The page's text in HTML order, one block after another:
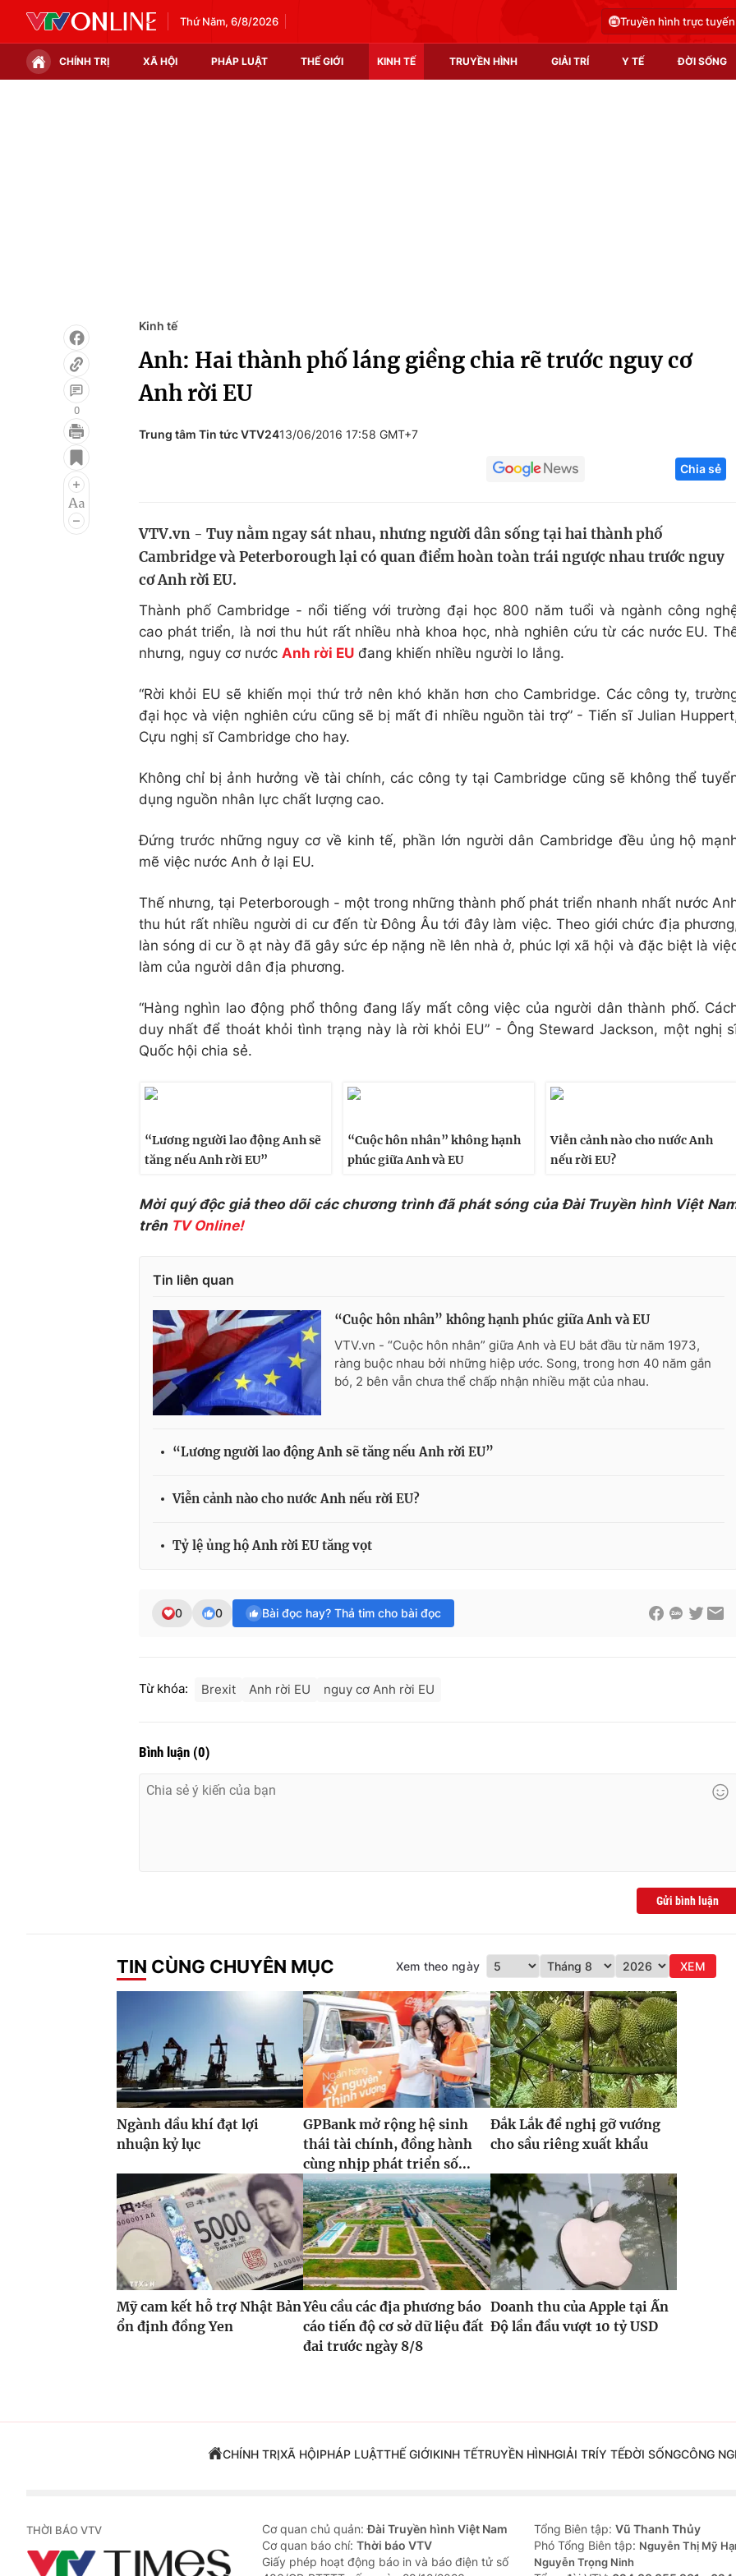
Thứ Năm, 6/8/2026 Truyền hình trực tuyến
CHÍNH TRỊ XÃ HỘI PHÁP LUẬT THẾ GIỚI KINH TẾ TRUYỀN HÌNH GIẢI TRÍ Y TẾ ĐỜI SỐNG
Infographic
Điện ảnh
Âm nhạc
Chất lượng cuộc sống
Tuyển sinh
Hitech Công
Thị trường
0
Kinh tế
Anh: Hai thành phố láng giềng chia rẽ trước nguy cơ
Anh rời EU
Trung tâm Tin tức VTV2413/06/2016 17:58 GMT+7
Chia sẻ
VTV.vn - Tuy nằm ngay sát nhau, nhưng người dân sống tại hai thành phố
Cambridge và Peterborough lại có quan điểm hoàn toàn trái ngược nhau trước nguy
cơ Anh rời EU.
Thành phố Cambridge - nổi tiếng với trường đại học 800 năm tuổi và ngành công
cao phát triển, là nơi thu hút rất nhiều nhà khoa học, nhà nghiên cứu từ các nước EU.
nhưng, nguy cơ nước Anh rời EU đang khiến nhiều người lo lắng.
“Rời khỏi EU sẽ khiến mọi thứ trở nên khó khăn hơn cho Cambridge. Các công ty,
đại học và viện nghiên cứu cũng sẽ bị mất đi nhiều nguồn tài trợ” - Tiến sĩ Julian
Cựu nghị sĩ Cambridge cho hay.
Không chỉ bị ảnh hưởng về tài chính, các công ty tại Cambridge cũng sẽ không thể
dụng nguồn nhân lực chất lượng cao.
Đứng trước những nguy cơ về kinh tế, phần lớn người dân Cambridge đều ủng hộ
mẽ việc nước Anh ở lại EU.
Thế nhưng, tại Peterborough - một trong những thành phố phát triển nhanh nhất nước
thu hút rất nhiều người di cư đến từ Đông Âu tới đây làm việc. Theo giới chức địa
làn sóng di cư ồ ạt này đã gây sức ép nặng nề lên nhà ở, phúc lợi xã hội và đặc biệt là
làm của người dân địa phương.
“Hàng nghìn lao động phổ thông đang lấy mất công việc của người dân thành phố.
duy nhất để thoát khỏi tình trạng này là rời khỏi EU” - Ông Steward Jackson, một nghị
Quốc hội chia sẻ.
“Lương người lao động Anh sẽ
tăng nếu Anh rời EU”
“Cuộc hôn nhân” không hạnh
phúc giữa Anh và EU
Viễn cảnh nào cho nước Anh
nếu rời EU?
Mời quý độc giả theo dõi các chương trình đã phát sóng của Đài Truyền hình Việt
trên TV Online!
Tin liên quan
“Cuộc hôn nhân” không hạnh phúc giữa Anh và EU
VTV.vn - “Cuộc hôn nhân” giữa Anh và EU bắt đầu từ năm 1973,
ràng buộc nhau bởi những hiệp ước. Song, trong hơn 40 năm gắn
bó, 2 bên vẫn chưa thể chấp nhận nhiều mặt của nhau.
“Lương người lao động Anh sẽ tăng nếu Anh rời EU”
Viễn cảnh nào cho nước Anh nếu rời EU?
Tỷ lệ ủng hộ Anh rời EU tăng vọt
0 0 Bài đọc hay? Thả tim cho bài đọc
Từ khóa: Brexit Anh rời EU nguy cơ Anh rời EU
Bình luận (0)
Gửi bình luận
TIN CÙNG CHUYÊN MỤC Xem theo ngày XEM
Ngành dầu khí đạt lợi
nhuận kỷ lục
GPBank mở rộng hệ sinh
thái tài chính, đồng hành
cùng nhịp phát triển số...
Đắk Lắk đề nghị gỡ vướng
cho sầu riêng xuất khẩu
Mỹ cam kết hỗ trợ Nhật Bản
ổn định đồng Yen
Yêu cầu các địa phương báo
cáo tiến độ cơ sở dữ liệu đất
đai trước ngày 8/8
Doanh thu của Apple tại Ấn
Độ lần đầu vượt 10 tỷ USD
CHÍNH TRỊXÃ HỘIPHÁP LUẬTTHẾ GIỚIKINH TẾTRUYỀN HÌNHGIẢI TRÍY TẾĐỜI SỐNGCÔNG
THỜI BÁO VTV Cơ quan chủ quản:Đài Truyền hình Việt Nam
Cơ quan báo chí: Thời báo VTV
Giấy phép hoạt động báo in và báo điện tử số
Tổng Biên tập: Vũ Thanh Thủy
Phó Tổng Biên tập: Nguyễn Thị Mỹ
Nguyễn Trọng Ninh